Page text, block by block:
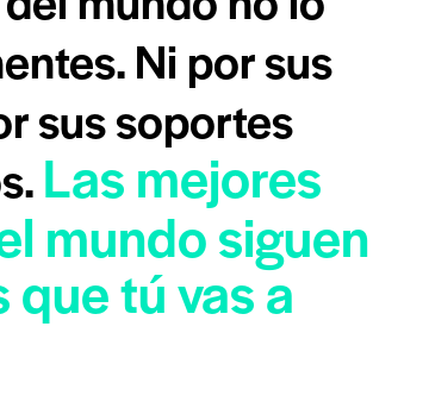
Ni por sus
sus soportes
Las mejores
mundo siguen
tú vas a